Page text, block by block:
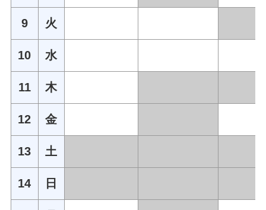
9 火
10 水
11 木
12 金
13 土
14 日